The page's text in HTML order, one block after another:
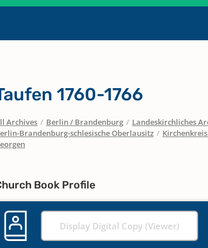
1760-1766
Archives / Berlin / Brandenburg / Landeskirchliches
Brandenburg-schlesische Oberlausitz /
Book Profile
Display Digital Copy (Viewer)